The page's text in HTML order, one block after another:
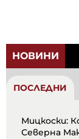
НОВИНИ
ПОСЛЕДНИ
Мицкоски:
Северна